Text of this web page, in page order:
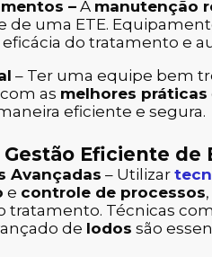
– A manutenção
uma ETE.
do tratamento e
– Ter uma equipe bem
as melhores práticas
eficiente e segura.
Eficiente de
Avançadas – Utilizar
e controle de processos
tratamento. Técnicas
de lodos são